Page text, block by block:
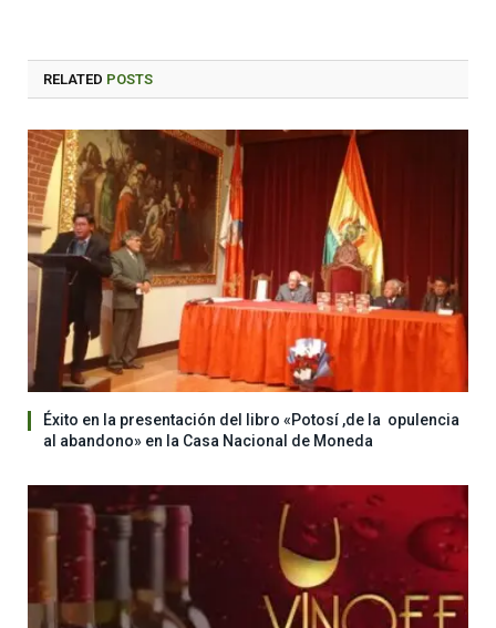
RELATED POSTS
Éxito en la presentación del libro «Potosí ,de la opulencia
al abandono» en la Casa Nacional de Moneda